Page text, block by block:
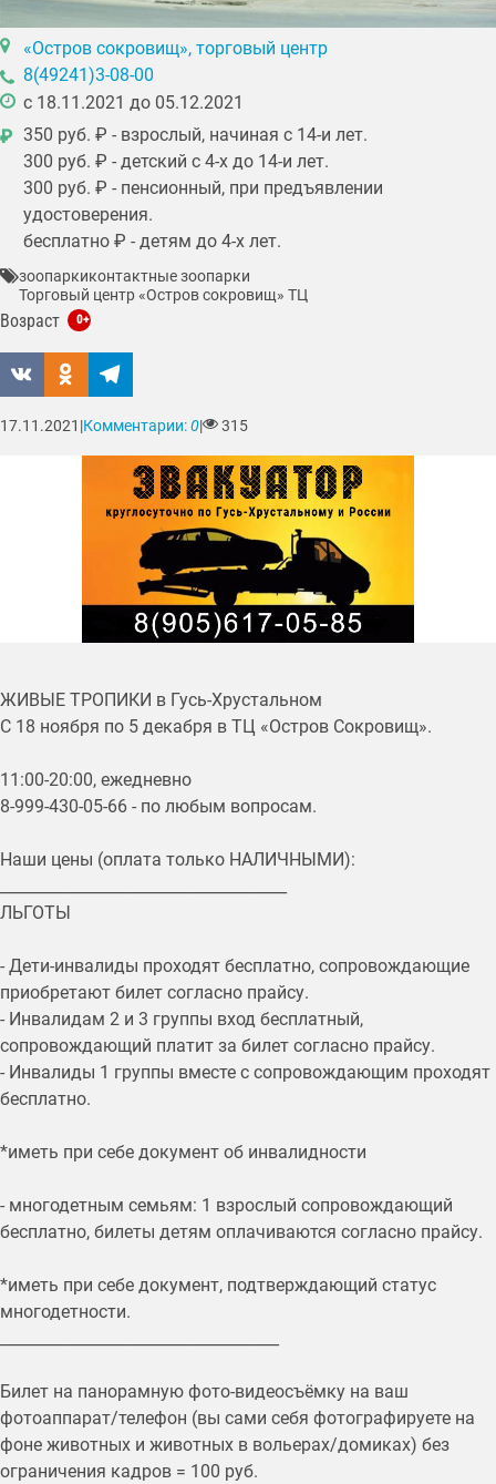
ЖИВЫЕ ТРОПИКИ в Гусь-Хрустальном
С 18 ноября по 5 декабря в ТЦ «Остров Сокровищ».
11:00-20:00, ежедневно
8-999-430-05-66 - по любым вопросам.
Наши цены (оплата только НАЛИЧНЫМИ):
ЛЬГОТЫ
- Дети-инвалиды проходят бесплатно, сопровождающие
приобретают билет согласно прайсу.
- Инвалидам 2 и 3 группы вход бесплатный,
сопровождающий платит за билет согласно прайсу.
- Инвалиды 1 группы вместе с сопровождающим проходят
бесплатно.
*иметь при себе документ об инвалидности
- многодетным семьям: 1 взрослый сопровождающий
бесплатно, билеты детям оплачиваются согласно прайсу.
*иметь при себе документ, подтверждающий статус
многодетности.
Билет на панорамную фото-видеосъёмку на ваш
фотоаппарат/телефон (вы сами себя фотографируете на
фоне животных и животных в вольерах/домиках) без
ограничения кадров = 100 руб.
«Остров сокровищ», торговый центр
8(49241)3-08-00
c 18.11.2021 до 05.12.2021
350 руб. ₽ - взрослый, начиная с 14-и лет.
300 руб. ₽ - детский с 4-х до 14-и лет.
300 руб. ₽ - пенсионный, при предъявлении
удостоверения.
бесплатно ₽ - детям до 4-х лет.
₽
зоопаркиконтактные зоопарки
Торговый центр «Остров сокровищ» ТЦ
Возраст 0+
17.11.2021 |Комментарии:0| 315